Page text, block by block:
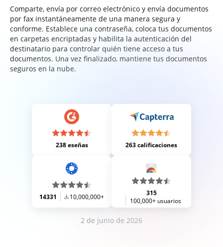
Comparte, envía por correo electrónico y envía documentos
por fax instantáneamente de una manera segura y
conforme. Establece una contraseña, coloca tus documentos
en carpetas encriptadas y habilita la autenticación del
destinatario para controlar quién tiene acceso a tus
documentos. Una vez finalizado, mantiene tus documentos
seguros en la nube.
238 eseñas 263 calificaciones
14331 10,000,000+
315
100,000+ usuarios
2 de junio de 2026